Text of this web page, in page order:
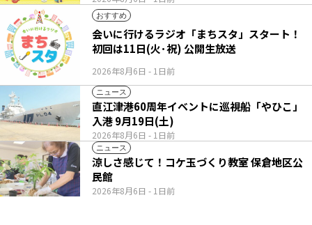
おすすめ
2026年8月6日 - 1日前
会いに行けるラジオ「まちスタ」スタート！
初回は11日(火･祝) 公開生放送
ニュース
2026年8月6日 - 1日前
直江津港60周年イベントに巡視船「やひこ」
入港 9月19日(土)
ニュース
2026年8月6日 - 1日前
涼しさ感じて！コケ玉づくり教室 保倉地区公
民館